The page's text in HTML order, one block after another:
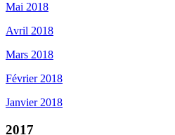
Mai 2018
Avril 2018
Mars 2018
Février 2018
Janvier 2018
2017